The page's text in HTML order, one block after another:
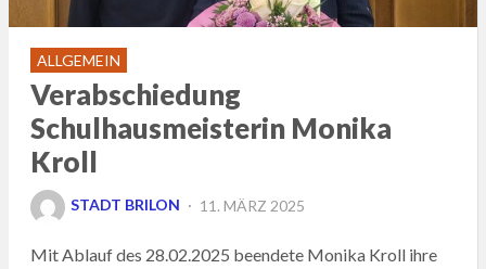
ALLGEMEIN
Verabschiedung
Schulhausmeisterin Monika
Kroll
STADT BRILON
POSTED
11. MÄRZ 2025
Mit Ablauf des 28.02.2025 beendete Monika Kroll ihre